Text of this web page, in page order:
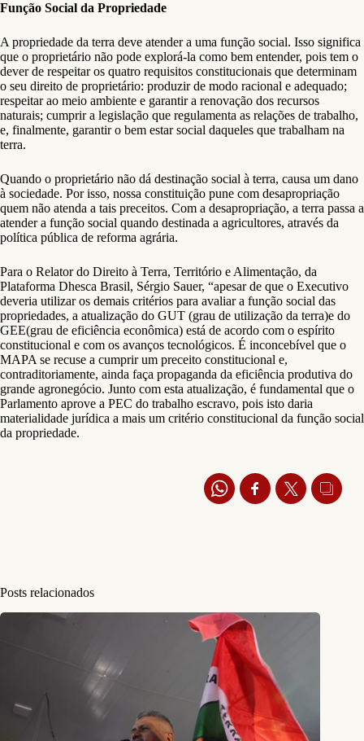
Função Social da Propriedade
A propriedade da terra deve atender a uma função social. Isso significa
que o proprietário não pode explorá-la como bem entender, pois tem o
dever de respeitar os quatro requisitos constitucionais que determinam
o seu direito de proprietário: produzir de modo racional e adequado;
respeitar ao meio ambiente e garantir a renovação dos recursos
naturais; cumprir a legislação que regulamenta as relações de trabalho,
e, finalmente, garantir o bem estar social daqueles que trabalham na
terra.
Quando o proprietário não dá destinação social à terra, causa um dano
à sociedade. Por isso, nossa constituição pune com desapropriação
quem não atenda a tais preceitos. Com a desapropriação, a terra passa a
atender a função social quando destinada a agricultores, através da
política pública de reforma agrária.
Para o Relator do Direito à Terra, Território e Alimentação, da
Plataforma Dhesca Brasil, Sérgio Sauer, “apesar de que o Executivo
deveria utilizar os demais critérios para avaliar a função social das
propriedades, a atualização do GUT (grau de utilização da terra)e do
GEE(grau de eficiência econômica) está de acordo com o espírito
constitucional e com os avanços tecnológicos. É inconcebível que o
MAPA se recuse a cumprir um preceito constitucional e,
contraditoriamente, ainda faça propaganda da eficiência produtiva do
grande agronegócio. Junto com esta atualização, é fundamental que o
Parlamento aprove a PEC do trabalho escravo, pois isto daria
materialidade jurídica a mais um critério constitucional da função social
da propriedade.
Posts relacionados